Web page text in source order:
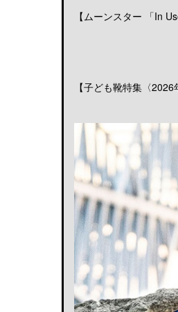
【ムーンスター 「In
【子ども靴特集〈